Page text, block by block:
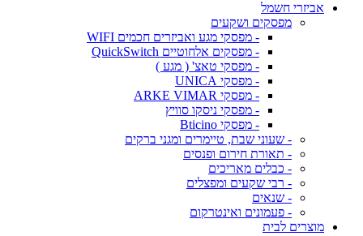
אביזרי חשמל
מפסקים ושקעים
- מפסקי מגע ואביזרים חכמים WIFI
- מפסקים אלחוטיים QuickSwitch
- מפסקי טאצ' ( מגע )
- מפסקי UNICA
- מפסקי ARKE VIMAR
- מפסקי ניסקו סוויץ
- מפסקי Bticino
- שעוני שבת, טיימרים ומגני ברקים
- תאורת חירום ופנסים
- כבלים מאריכים
- רבי שקעים ומפצלים
- שנאים
- פעמונים ואינטרקום
מוצרים לבית